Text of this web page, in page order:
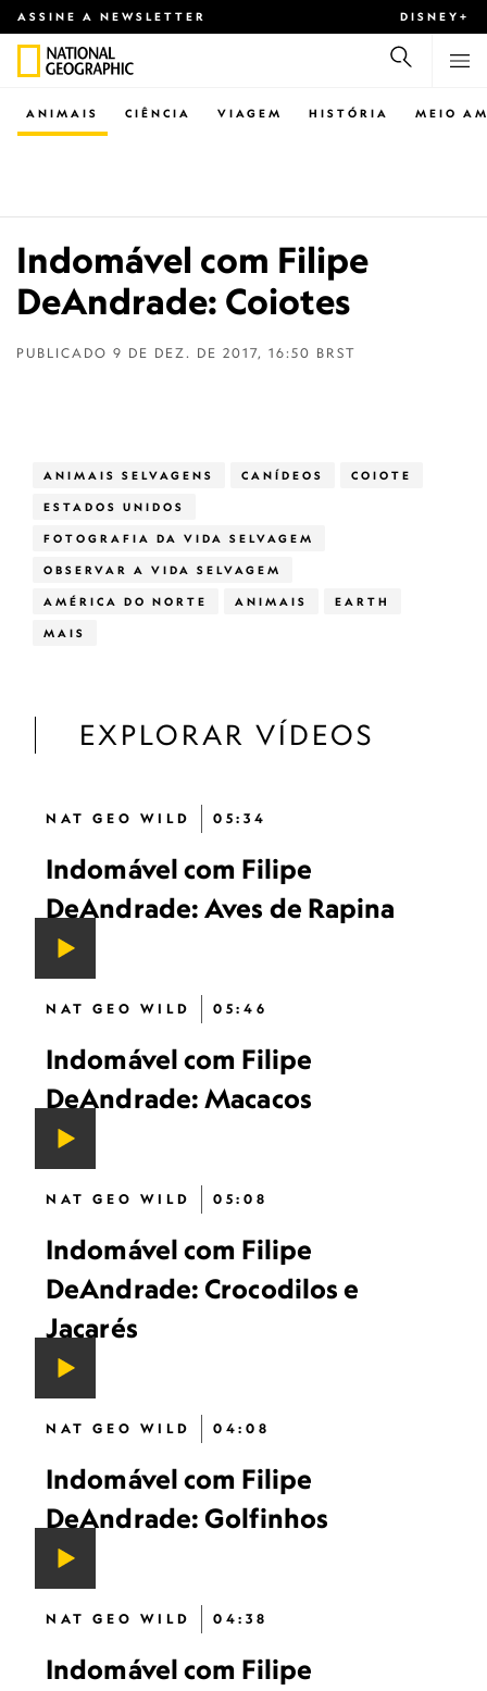
ASSINE A NEWSLETTER DISNEY+
CIÊNCIA VIAGEM
ANIMAIS HISTÓRIA MEIO
Indomável com Filipe
DeAndrade: Coiotes
PUBLICADO 9 DE DEZ. DE 2017, 16:50 BRST
ANIMAIS SELVAGENS CANÍDEOS COIOTE
ESTADOS UNIDOS
FOTOGRAFIA DA VIDA SELVAGEM
OBSERVAR A VIDA SELVAGEM
AMÉRICA DO NORTE ANIMAIS EARTH
MAIS
EXPLORAR VÍDEOS
NAT GEO WILD 05:34
Indomável com Filipe
DeAndrade: Aves de Rapina
NAT GEO WILD 05:46
Indomável com Filipe
DeAndrade: Macacos
NAT GEO WILD 05:08
Indomável com Filipe
DeAndrade: Crocodilos e
Jacarés
NAT GEO WILD 04:08
Indomável com Filipe
DeAndrade: Golfinhos
NAT GEO WILD 04:38
Indomável com Filipe